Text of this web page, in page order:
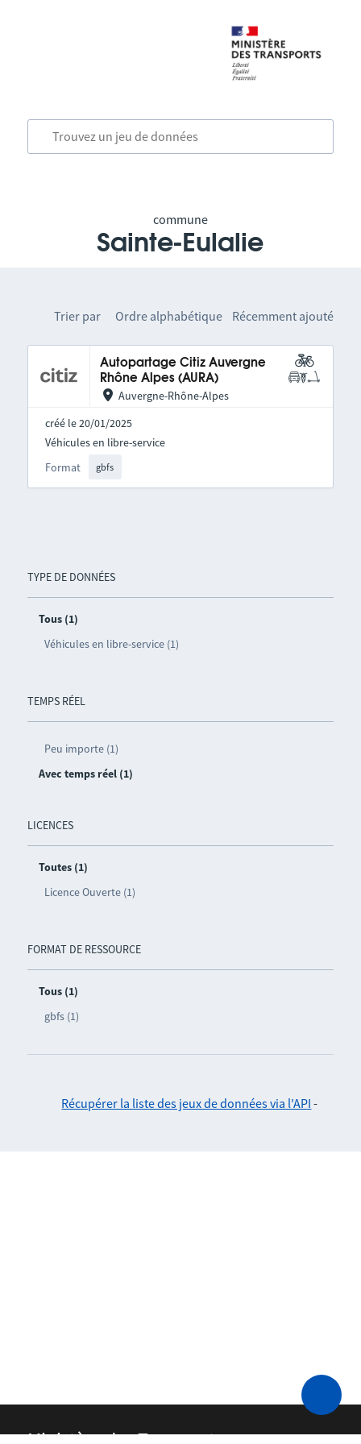
commune
Sainte-Eulalie
TYPE DE DONNÉES
Tous (1)
Véhicules en libre-service (1)
TEMPS RÉEL
Peu importe (1)
Avec temps réel (1)
LICENCES
Toutes (1)
Licence Ouverte (1)
FORMAT DE RESSOURCE
Tous (1)
gbfs (1)
Trier par Ordre alphabétique Récemment ajouté
Autopartage Citiz Auvergne
Rhône Alpes (AURA)
Auvergne-Rhône-Alpes
créé le 20/01/2025
Format gbfs
Véhicules en libre-service
Récupérer la liste des jeux de données via l'API -